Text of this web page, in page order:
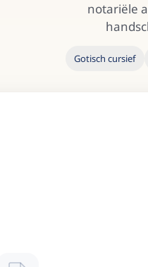
ESC
notariële
Gotisch cursief